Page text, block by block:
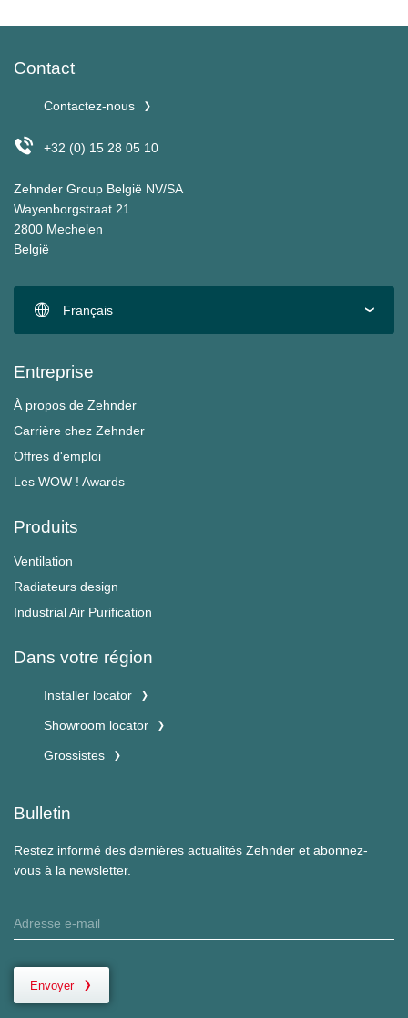
Contact
Contactez-nous
+32 (0) 15 28 05 10
Zehnder Group België NV/SA
Wayenborgstraat 21
2800 Mechelen
België
Français
Entreprise
À propos de Zehnder
Carrière chez Zehnder
Offres d'emploi
Les WOW ! Awards
Produits
Ventilation
Radiateurs design
Industrial Air Purification
Dans votre région
Installer locator
Showroom locator
Grossistes
Bulletin
Restez informé des dernières actualités Zehnder et abonnez-
vous à la newsletter.
Envoyer